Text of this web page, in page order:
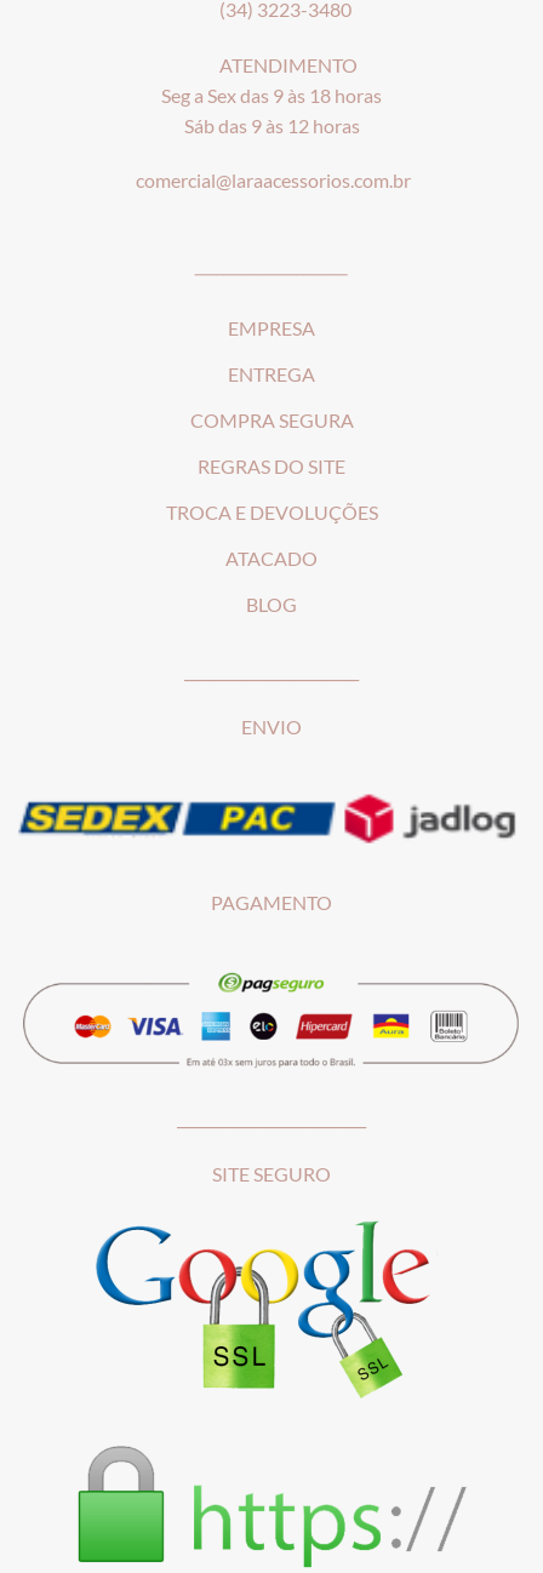
(34) 3223-3480
ATENDIMENTO
Seg a Sex das 9 às 18 horas
Sáb das 9 às 12 horas
comercial@laraacessorios.com.br
EMPRESA
ENTREGA
COMPRA SEGURA
REGRAS DO SITE
TROCA E DEVOLUÇÕES
ATACADO
BLOG
ENVIO
PAGAMENTO
SITE SEGURO